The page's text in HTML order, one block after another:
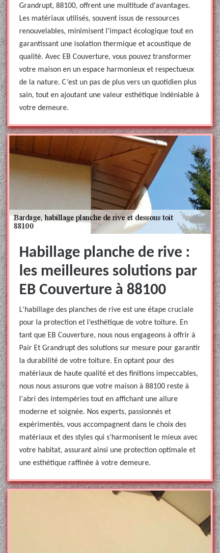
Grandrupt, 88100, offrent une multitude d'avantages.
Les matériaux utilisés, souvent issus de ressources
renouvelables, minimisent l'impact écologique tout en
garantissant une isolation thermique et acoustique de
qualité. Avec EB Couverture, vous pouvez transformer
votre maison en un espace harmonieux et respectueux
de la nature. C’est un pas de plus vers un quotidien plus
sain, tout en ajoutant une valeur esthétique indéniable à
votre demeure.
Habillage planche de rive :
les meilleures solutions par
EB Couverture à 88100
L'habillage des planches de rive est une étape cruciale
pour la protection et l’esthétique de votre toiture. En
tant que EB Couverture, nous nous engageons à offrir à
Pair Et Grandrupt des solutions sur mesure pour garantir
la durabilité de votre toiture. En optant pour des
matériaux de haute qualité et des finitions impeccables,
nous nous assurons que votre maison à 88100 reste à
l'abri des intempéries tout en affichant une allure
moderne et soignée. Nos experts, passionnés et
expérimentés, vous accompagnent dans le choix des
matériaux et des styles qui s’harmonisent le mieux avec
votre habitat, assurant ainsi une protection optimale et
une esthétique raffinée à votre demeure.